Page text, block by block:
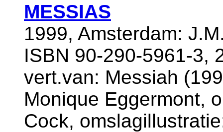
MESSIAS
1999, Amsterdam:
ISBN 90-290-5961-3,
vert.van: Messiah
Monique Eggermont,
Cock,